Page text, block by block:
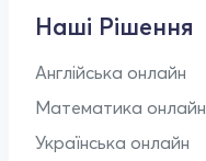
Наші Рішення
Англійська онлайн
Математика онлайн
Українська онлайн